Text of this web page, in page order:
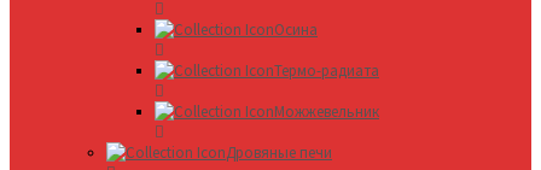
Осина
Термо-радиата
Можжевельник
Дровяные печи